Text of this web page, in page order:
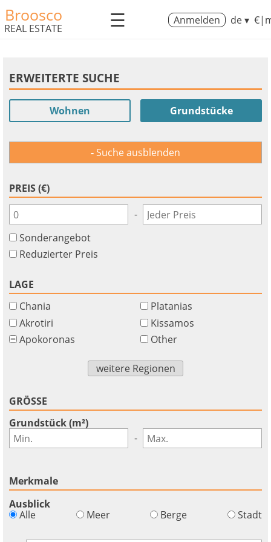
Broosco
REAL ESTATE ☰ Anmelden de ▾
ERWEITERTE SUCHE
Wohnen Grundstücke
Suche ausblenden
PREIS (€)
-
Sonderangebot
Reduzierter Preis
LAGE
Chania
Akrotiri
Apokoronas
Platanias
Kissamos
Other
weitere Regionen
GRÖSSE
Grundstück (m²)
-
Merkmale
Ausblick
Alle
Meer Berge Stadt
Währung
Einheiten